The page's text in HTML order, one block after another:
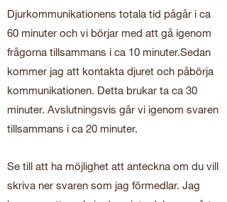
Djurkommunikationens totala tid pågår i ca
60 minuter och vi börjar med att gå igenom
frågorna tillsammans i ca 10 minuter.Sedan
kommer jag att kontakta djuret och påbörja
kommunikationen. Detta brukar ta ca 30
minuter. Avslutningsvis går vi igenom svaren
tillsammans i ca 20 minuter.
Se till att ha möjlighet att anteckna om du vill
skriva ner svaren som jag förmedlar. Jag